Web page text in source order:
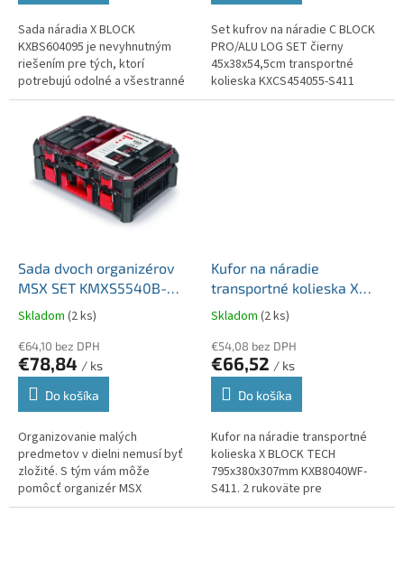
Sada náradia X BLOCK
KXBS604095 je nevyhnutným
riešením pre tých, ktorí
potrebujú odolné a všestranné
úložné priestory na náradie.
Odolné materiály chránia
náradie pred...
Set kufrov na náradie C BLOCK
PRO/ALU LOG SET čierny
45x38x54,5cm transportné
kolieska KXCS454055-S411
Sada dvoch organizérov
MSX SET KMXS5540B-
S411 čierna/červená
54,3x39x20cm
Skladom (2 ks)
€64,10 bez DPH
€78,84 / ks
Do košíka
Organizovanie malých
predmetov v dielni nemusí byť
zložité. S tým vám môže
pomôcť organizér MSX
KMX5540B so siedmimi
Kufor na náradie
transportné kolieska X
BLOCK TECH
795x380x307mm
KXB8040WF-S411
Skladom (2 ks)
€54,08 bez DPH
€66,52 / ks
Do košíka
Kufor na náradie transportné
kolieska X BLOCK TECH
795x380x307mm KXB8040WF-
S411. 2 rukoväte pre
jednoduchú prepravu a